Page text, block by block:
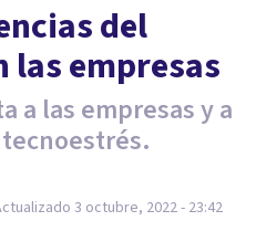
del
las empresas
a las empresas y a
3 octubre, 2022 - 23:42